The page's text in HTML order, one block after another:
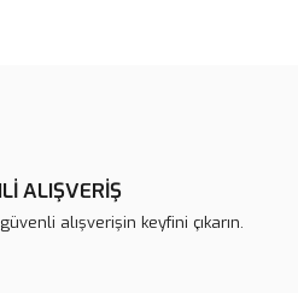
bulunuyor.
ALIŞVERİŞ
alışverişin keyfini çıkarın.